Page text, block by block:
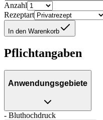
Anzahl
Rezeptart
In den Warenkorb
Pflichtangaben
Anwendungsgebiete
- Bluthochdruck